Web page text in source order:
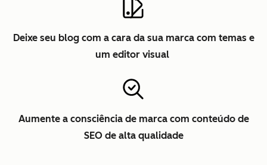
Deixe seu blog com a cara da sua marca com temas e
um editor visual
Aumente a consciência de marca com conteúdo de
SEO de alta qualidade